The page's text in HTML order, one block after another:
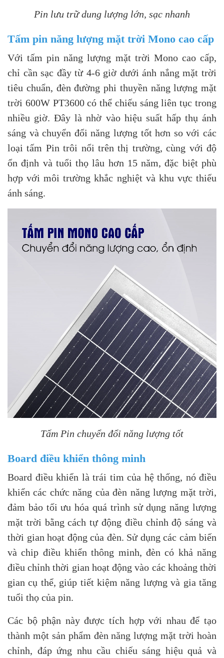
Pin lưu trữ dung lượng lớn, sạc nhanh
Tấm pin năng lượng mặt trời Mono cao cấp
Với tấm pin năng lượng mặt trời Mono cao cấp,
chỉ cần sạc đầy từ 4-6 giờ dưới ánh nắng mặt trời
tiêu chuẩn, đèn đường phi thuyền năng lượng mặt
trời 600W PT3600 có thể chiếu sáng liên tục trong
nhiều giờ. Đây là nhờ vào hiệu suất hấp thụ ánh
sáng và chuyển đổi năng lượng tốt hơn so với các
loại tấm Pin trôi nổi trên thị trường, cùng với độ
ổn định và tuổi thọ lâu hơn 15 năm, đặc biệt phù
hợp với môi trường khắc nghiệt và khu vực thiếu
ánh sáng.
Tấm Pin chuyển đổi năng lượng tốt
Board điều khiển thông minh
Board điều khiển là trái tim của hệ thống, nó điều
khiển các chức năng của đèn năng lượng mặt trời,
đảm bảo tối ưu hóa quá trình sử dụng năng lượng
mặt trời bằng cách tự động điều chỉnh độ sáng và
thời gian hoạt động của đèn. Sử dụng các cảm biến
và chip điều khiển thông minh, đèn có khả năng
điều chỉnh thời gian hoạt động vào các khoảng thời
gian cụ thể, giúp tiết kiệm năng lượng và gia tăng
tuổi thọ của pin.
Các bộ phận này được tích hợp với nhau để tạo
thành một sản phẩm đèn năng lượng mặt trời hoàn
chỉnh, đáp ứng nhu cầu chiếu sáng hiệu quả và